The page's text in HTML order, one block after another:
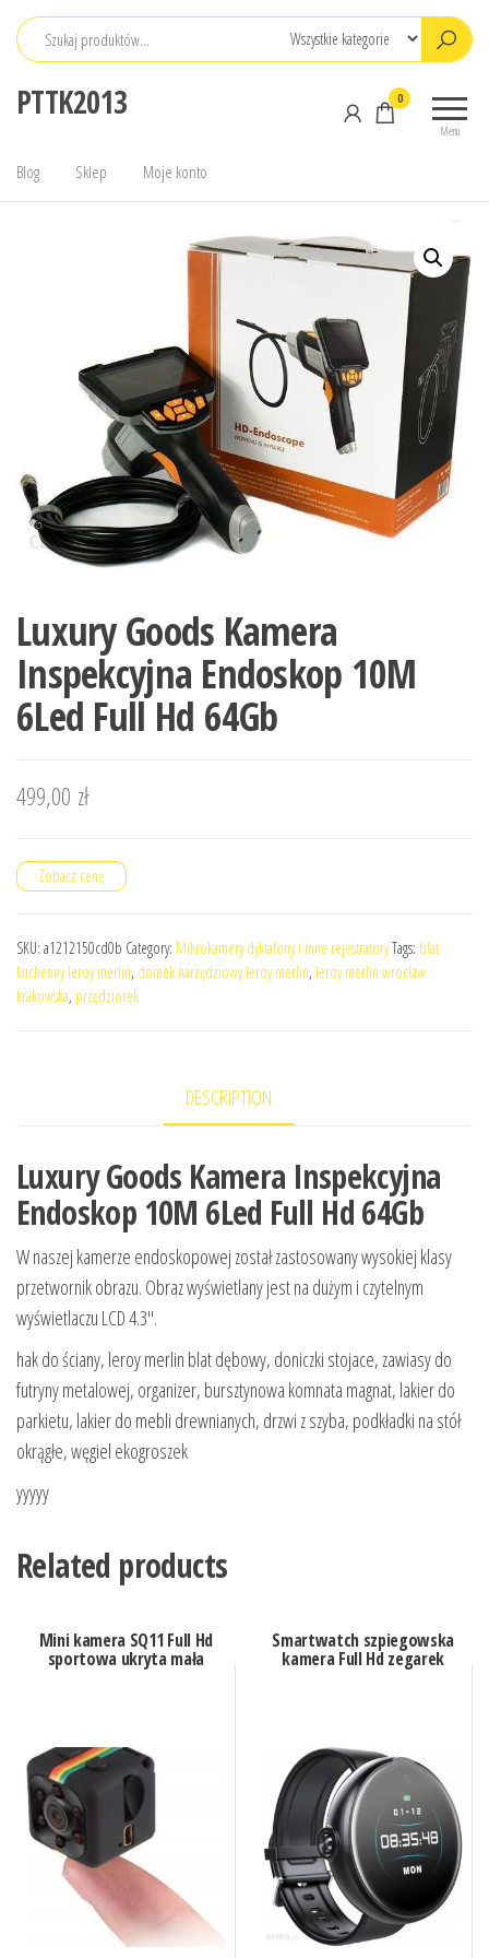
Przejdź
PTTK2013
Menu
0
Blog Sklep Moje konto
Luxury Goods Kamera
Inspekcyjna Endoskop 10M
6Led Full Hd 64Gb
499,00 zł
Zobacz cenę
SKU: a1212150cd0b Category: Mikrokamery dyktafony i inne rejestratoryTags: blat
kuchenny leroy merlin, domek narzędziowy leroy merlin, leroy merlin wrocław
krakowska, przędziorek
DESCRIPTION
Luxury Goods Kamera Inspekcyjna
Endoskop 10M 6Led Full Hd 64Gb
W naszej kamerze endoskopowej został zastosowany wysokiej klasy
przetwornik obrazu. Obraz wyświetlany jest na dużym i czytelnym
wyświetlaczu LCD 4.3″.
hak do ściany, leroy merlin blat dębowy, doniczki stojace, zawiasy do
futryny metalowej, organizer, bursztynowa komnata magnat, lakier do
parkietu, lakier do mebli drewnianych, drzwi z szyba, podkładki na stół
okrągłe, węgiel ekogroszek
yyyyy
Related products
Mini kamera SQ11 Full Hd
sportowa ukryta mała
Smartwatch szpiegowska
kamera Full Hd zegarek